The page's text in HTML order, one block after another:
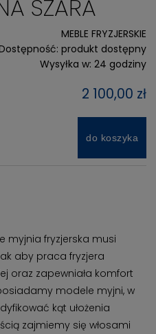
SZARA
MEBLE FRYZJERSKIE
produkt dostępny
Wysyłka w: 24 godziny
2 100,00 zł
do koszyka
myjnia fryzjerska musi
aby praca fryzjera
oraz zapewniała komfort
modele myjni, w
kąt ułożenia
zajmiemy się włosami